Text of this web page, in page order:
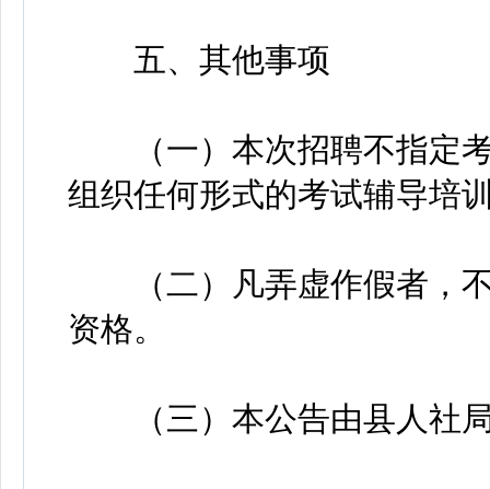
五、其他事项
（一）本次招聘不指定考
组织任何形式的考试辅导培
（二）凡弄虚作假者，不
资格。
（三）本公告由县人社